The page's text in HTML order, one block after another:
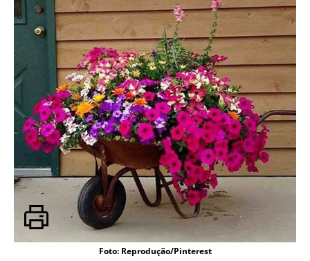
Foto: Reprodução/Pinterest